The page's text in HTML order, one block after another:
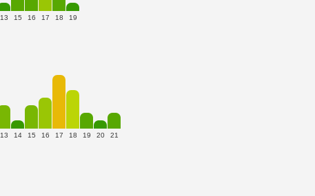
13 15 16 17 18 19
13 14 15 16 17 18 19 20 21